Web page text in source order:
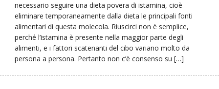
necessario seguire una dieta povera di istamina, cioè
eliminare temporaneamente dalla dieta le principali fonti
alimentari di questa molecola. Riuscirci non è semplice,
perché l’istamina è presente nella maggior parte degli
alimenti, e i fattori scatenanti del cibo variano molto da
persona a persona. Pertanto non c’è consenso su […]